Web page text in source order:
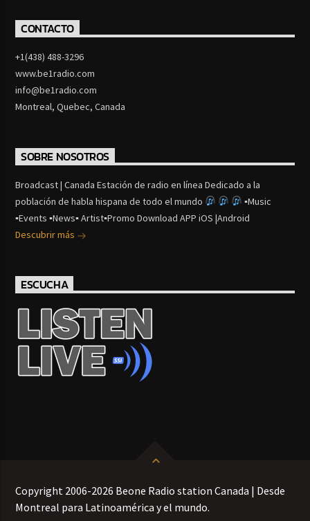
CONTACTO
+1(438) 488-3296
www.be1radio.com
info@be1radio.com
Montreal, Quebec, Canada
SOBRE NOSOTROS
Broadcast | Canada Estación de radio en línea Dedicado a la
población de habla hispana de todo el mundo
▪Music
▪Events ▪News▪ Artist▪Promo Download APP iOS |Android
Descubrir más
ESCUCHA
Copyright 2006-2026 Beone Radio station Canada | Desde
Montreal para Latinoamérica y el mundo.